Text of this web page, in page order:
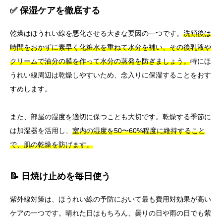
✅ 保湿ケアを徹底する
乾燥はほうれい線を悪化させる大きな要因の一つです。 洗顔後は
時間をおかずに素早く化粧水を重ねて水分を補い、その後乳液や
クリームで油分の膜を作って水分の蒸発を防ぎましょう。特にほ
うれい線周辺は乾燥しやすいため、念入りに保湿することをおす
すめします。
また、部屋の湿度を適切に保つことも大切です。乾燥する季節に
は加湿器を活用し、 室内の湿度を50〜60%程度に維持すること
で、肌の乾燥を防げます。
📝 日焼け止めを毎日使う
紫外線対策は、ほうれい線の予防において最も費用対効果が高い
ケアの一つです。晴れた日はもちろん、曇りの日や雨の日でも紫